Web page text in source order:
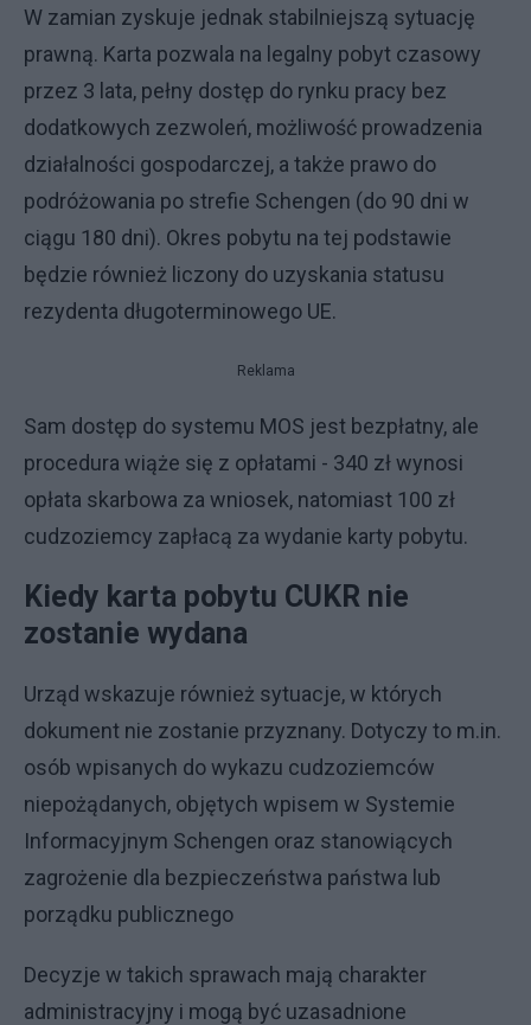
W zamian zyskuje jednak stabilniejszą sytuację
prawną. Karta pozwala na legalny pobyt czasowy
przez 3 lata, pełny dostęp do rynku pracy bez
dodatkowych zezwoleń, możliwość prowadzenia
działalności gospodarczej, a także prawo do
podróżowania po strefie Schengen (do 90 dni w
ciągu 180 dni). Okres pobytu na tej podstawie
będzie również liczony do uzyskania statusu
rezydenta długoterminowego UE.
Reklama
Sam dostęp do systemu MOS jest bezpłatny, ale
procedura wiąże się z opłatami - 340 zł wynosi
opłata skarbowa za wniosek, natomiast 100 zł
cudzoziemcy zapłacą za wydanie karty pobytu.
Kiedy karta pobytu CUKR nie
zostanie wydana
Urząd wskazuje również sytuacje, w których
dokument nie zostanie przyznany. Dotyczy to m.in.
osób wpisanych do wykazu cudzoziemców
niepożądanych, objętych wpisem w Systemie
Informacyjnym Schengen oraz stanowiących
zagrożenie dla bezpieczeństwa państwa lub
porządku publicznego
Decyzje w takich sprawach mają charakter
administracyjny i mogą być uzasadnione